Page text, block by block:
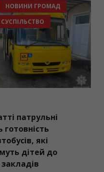
БЕЗПЕКА
НОВИНИ ГРОМАД
ОСВІТА
СУСПІЛЬСТВО
патрульні
готовність
автобусів, які
дітей до
закладів